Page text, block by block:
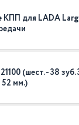
для LADA
(шест. - 38
52 мм.)